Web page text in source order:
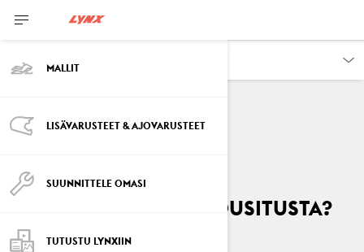
MALLIT
LISÄVARUSTEET & AJOVARUSTEET
SUUNNITTELE OMASI
TUTUSTU LYNXIIN
AJONEUVON TIEDOT
Miten säädän Lynx-
moottorikelkan jousitusta?
ByLynx Snowmobiles